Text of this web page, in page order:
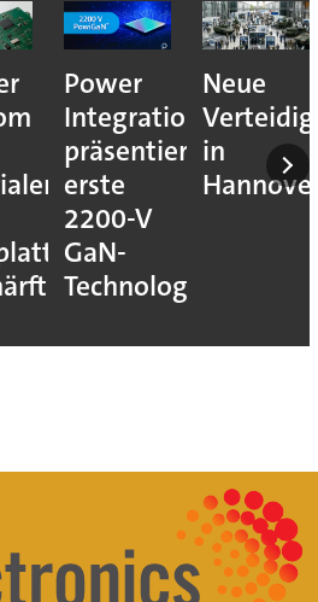
Neue
Verteidigungsmesse
in
Hannover
Multi-
für